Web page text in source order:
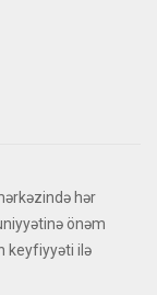
hər
önəm
keyfiyyəti ilə